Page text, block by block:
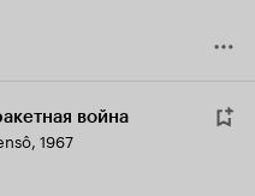
война
, 1967